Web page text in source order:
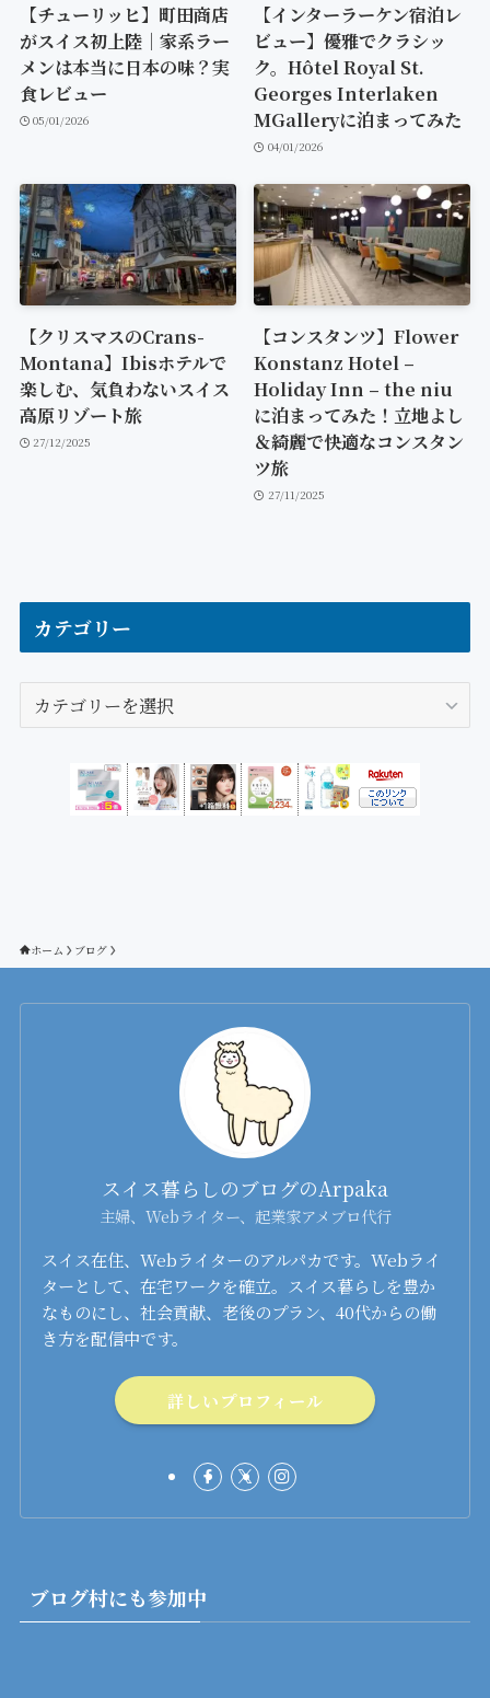
【チューリッヒ】町田商店
がスイス初上陸｜家系ラー
メンは本当に日本の味？実
食レビュー
05/01/2026
【インターラーケン宿泊レ
ビュー】優雅でクラシッ
ク。Hôtel Royal St.
Georges Interlaken
MGalleryに泊まってみた
04/01/2026
【クリスマスのCrans-
Montana】Ibisホテルで
楽しむ、気負わないスイス
高原リゾート旅
27/12/2025
【コンスタンツ】Flower
Konstanz Hotel –
Holiday Inn – the niu
に泊まってみた！立地よし
＆綺麗で快適なコンスタン
ツ旅
27/11/2025
カテゴリー
テ
ホーム ブログ
スイス暮らしのブログのArpaka
主婦、Webライター、起業家アメブロ代行
スイス在住、Webライターのアルパカです。Webライ
ターとして、在宅ワークを確立。スイス暮らしを豊か
なものにし、社会貢献、老後のプラン、40代からの働
き方を配信中です。
詳しいプロフィール
ブログ村にも参加中